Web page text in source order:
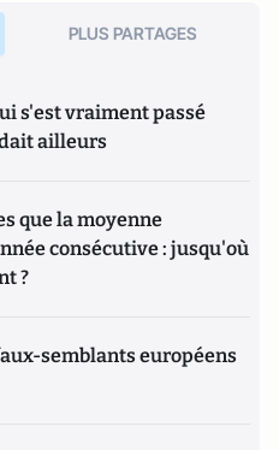
d’information (Knowledge
Young, Cap Gemini, Chef
d’observation des
2017, il devient en parallèle
Panthéon-Sorbonne Paris 1
et de Grandes
spécialisé en ingénierie
il dispense actuellement
Grandes Ecoles françaises
d'ingénieur et PREPA...).
(liberté, égalité des
PLUS PARTAGES
s'est vraiment passé
ailleurs
que la moyenne
consécutive : jusqu'où
?
semblants européens